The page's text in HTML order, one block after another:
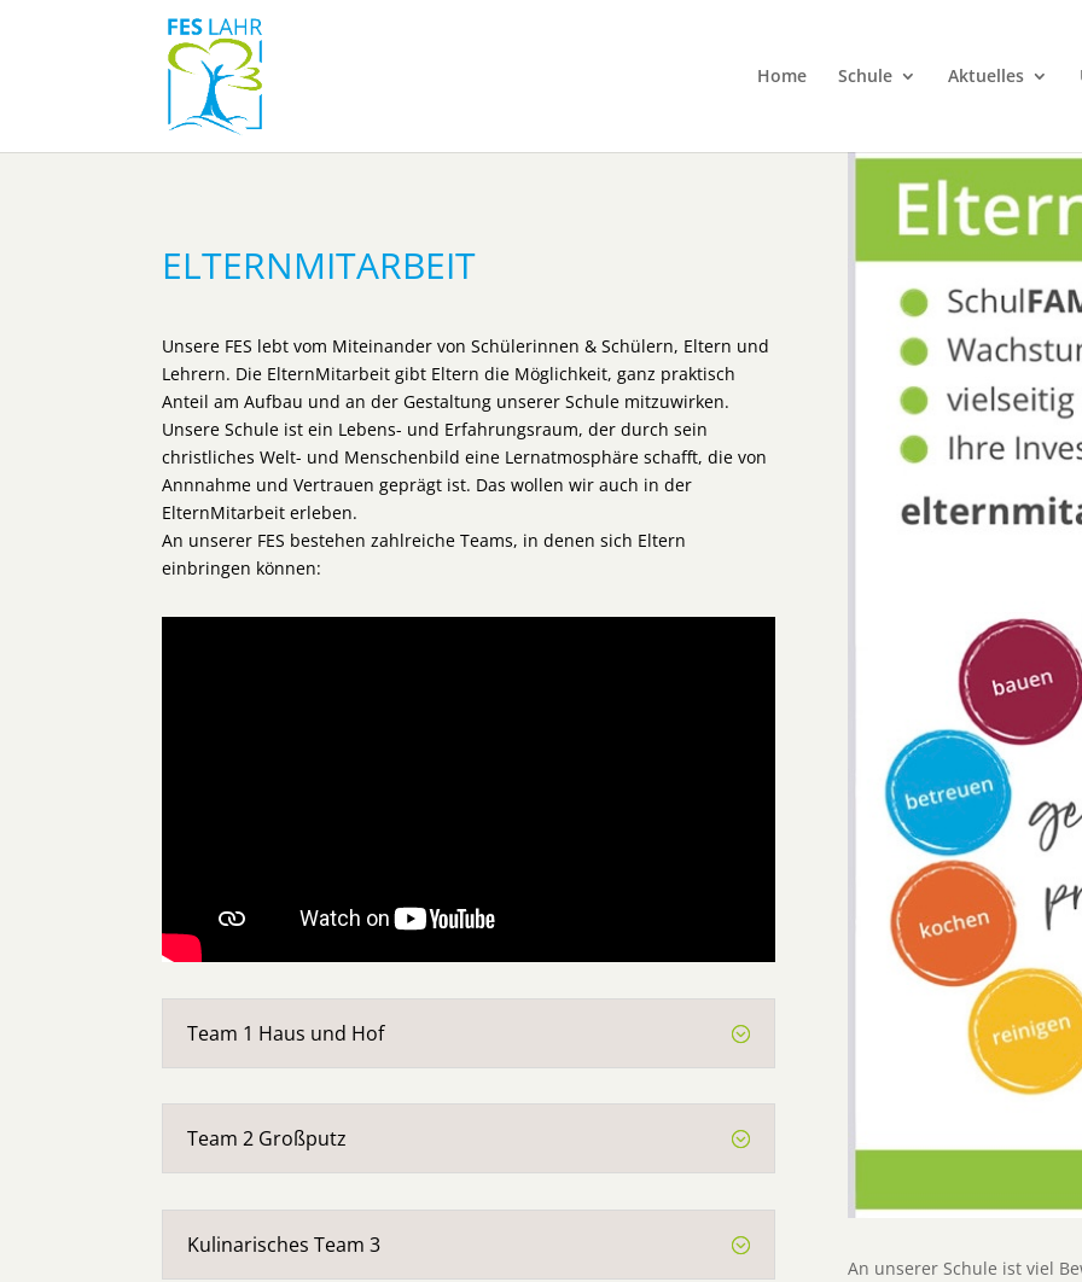
Home Schule Aktuelles
ELTERNMITARBEIT
Unsere FES lebt vom Miteinander von Schülerinnen & Schülern, Eltern und
Lehrern. Die ElternMitarbeit gibt Eltern die Möglichkeit, ganz praktisch
Anteil am Aufbau und an der Gestaltung unserer Schule mitzuwirken.
Unsere Schule ist ein Lebens- und Erfahrungsraum, der durch sein
christliches Welt- und Menschenbild eine Lernatmosphäre schafft, die von
Annnahme und Vertrauen geprägt ist. Das wollen wir auch in der
ElternMitarbeit erleben.
An unserer FES bestehen zahlreiche Teams, in denen sich Eltern
einbringen können:
Team 1 Haus und Hof
Team 2 Großputz
Kulinarisches Team 3
An unserer Schule ist viel